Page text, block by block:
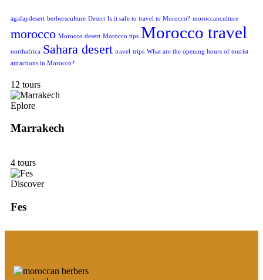
agafaydesert berbersculture Desert Is it safe to travel to Morocco? moroccanculture
morocco Morocco desert Morocco tips Morocco travel
northafrica Sahara desert travel trips What are the opening hours of tourist
attractions in Morocco?
12 tours
Eplore
Marrakech
4 tours
Discover
Fes